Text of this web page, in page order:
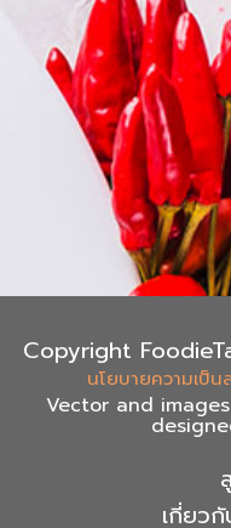
Copyright
นโยบายความเป็
Vector and
เกี่ยว